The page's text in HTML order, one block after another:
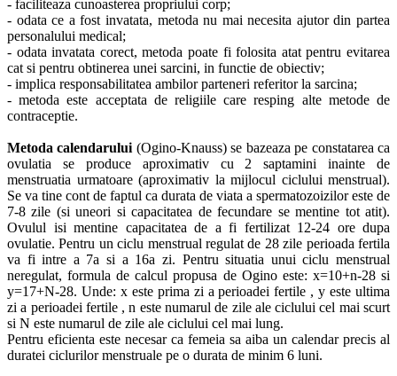
- faciliteaza cunoasterea propriului corp;
- odata ce a fost invatata, metoda nu mai necesita ajutor din partea
personalului medical;
- odata invatata corect, metoda poate fi folosita atat pentru evitarea
cat si pentru obtinerea unei sarcini, in functie de obiectiv;
- implica responsabilitatea ambilor parteneri referitor la sarcina;
- metoda este acceptata de religiile care resping alte metode de
contraceptie.
Metoda calendarului (Ogino-Knauss) se bazeaza pe constatarea ca
ovulatia se produce aproximativ cu 2 saptamini inainte de
menstruatia urmatoare (aproximativ la mijlocul ciclului menstrual).
Se va tine cont de faptul ca durata de viata a spermatozoizilor este de
7-8 zile (si uneori si capacitatea de fecundare se mentine tot atit).
Ovulul isi mentine capacitatea de a fi fertilizat 12-24 ore dupa
ovulatie. Pentru un ciclu menstrual regulat de 28 zile perioada fertila
va fi intre a 7a si a 16a zi. Pentru situatia unui ciclu menstrual
neregulat, formula de calcul propusa de Ogino este: x=10+n-28 si
y=17+N-28. Unde: x este prima zi a perioadei fertile , y este ultima
zi a perioadei fertile , n este numarul de zile ale ciclului cel mai scurt
si N este numarul de zile ale ciclului cel mai lung.
Pentru eficienta este necesar ca femeia sa aiba un calendar precis al
duratei ciclurilor menstruale pe o durata de minim 6 luni.